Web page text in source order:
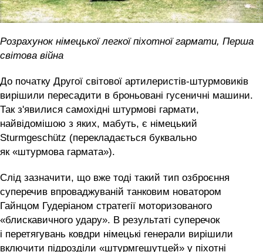
Розрахунок німецької легкої піхотної гармати, Перша
світова війна
До початку Другої світової артилеристів-штурмовиків
вирішили пересадити в броньовані гусеничні машини.
Так з'явилися самохідні штурмові гармати,
найвідомішою з яких, мабуть, є німецький
Sturmgeschütz (перекладається буквально
як «штурмова гармата»).
Слід зазначити, що вже тоді такий тип озброєння
суперечив впроваджуваній танковим новатором
Гайнцом Гудеріаном стратегії моторизованого
«блискавичного удару». В результаті суперечок
і перетягувань ковдри німецькі генерали вирішили
включити підрозділи «штурмгешутцей» у піхотні